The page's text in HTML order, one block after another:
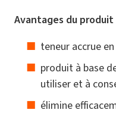
Avantages du produit
teneur accrue
produit à base
utiliser et à
élimine